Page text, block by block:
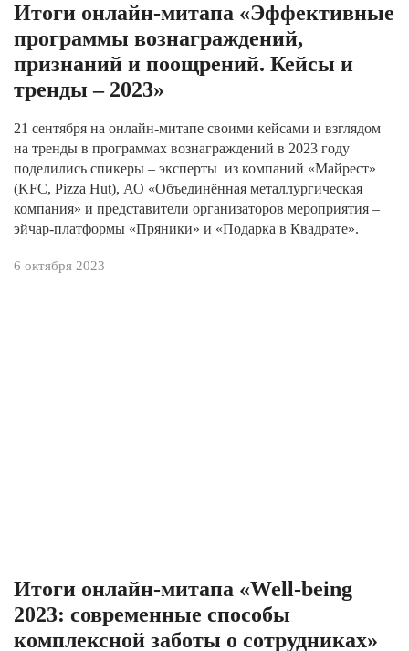
Итоги онлайн-митапа «Эффективные
программы вознаграждений,
признаний и поощрений. Кейсы и
тренды – 2023»
21 сентября на онлайн-митапе своими кейсами и взглядом
на тренды в программах вознаграждений в 2023 году
поделились спикеры – эксперты из компаний «Майрест»
(KFC, Pizza Hut), АО «Объединённая металлургическая
компания» и представители организаторов мероприятия –
эйчар-платформы «Пряники» и «Подарка в Квадрате».
6 октября 2023
Итоги онлайн-митапа «Well-being
2023: современные способы
комплексной заботы о сотрудниках»